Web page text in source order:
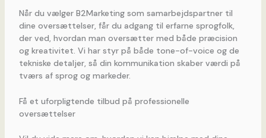
Når du vælger B2Marketing som samarbejdspartner til
dine oversættelser, får du adgang til erfarne sprogfolk,
der ved, hvordan man oversætter med både præcision
og kreativitet. Vi har styr på både tone-of-voice og de
tekniske detaljer, så din kommunikation skaber værdi på
tværs af sprog og markeder.
Få et uforpligtende tilbud på professionelle
oversættelser